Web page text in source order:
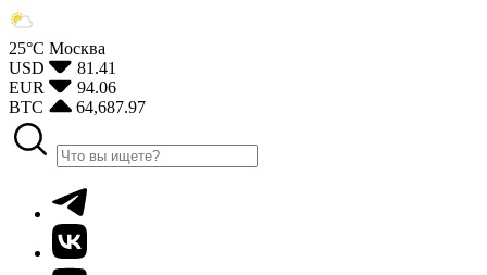
25°С Москва
USD
81.41
EUR
94.06
BTC
64,687.97